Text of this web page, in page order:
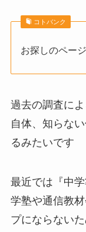
コトバンク
お探しのペー
過去の調査に
自体、知らな
るみたいです
最近では『中
学塾や通信教
プにならない